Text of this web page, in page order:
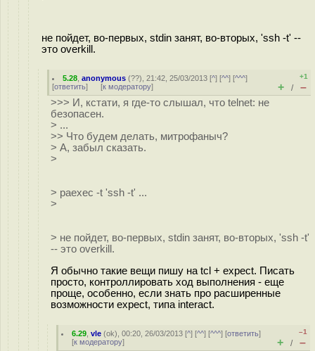
не пойдет, во-первых, stdin занят, во-вторых, 'ssh -t' --
это overkill.
5.28 ,anonymous (??), 21:42, 25/03/2013 [^] [^^] [^^^]
[ответить] [к модератору]
+1
+ / –
>>> И, кстати, я где-то слышал, что telnet: не
безопасен.
> ...
>> Что будем делать, митрофаныч?
> А, забыл сказать.
>
> paexec -t 'ssh -t' ...
>
> не пойдет, во-первых, stdin занят, во-вторых, 'ssh -t'
-- это overkill.
Я обычно такие вещи пишу на tcl + expect. Писать
просто, контроллировать ход выполнения - еще
проще, особенно, если знать про расширенные
возможности expect, типа interact.
6.29 ,vle (ok), 00:20, 26/03/2013 [^] [^^] [^^^] [ответить]
[к модератору]
–1
+ / –